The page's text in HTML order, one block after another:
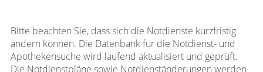
Bitte beachten Sie, dass sich die Notdienste kurzfristig
ändern können. Die Datenbank für die Notdienst- und
Apothekensuche wird laufend aktualisiert und geprüft.
Die Notdienstpläne sowie Notdienständerungen werden